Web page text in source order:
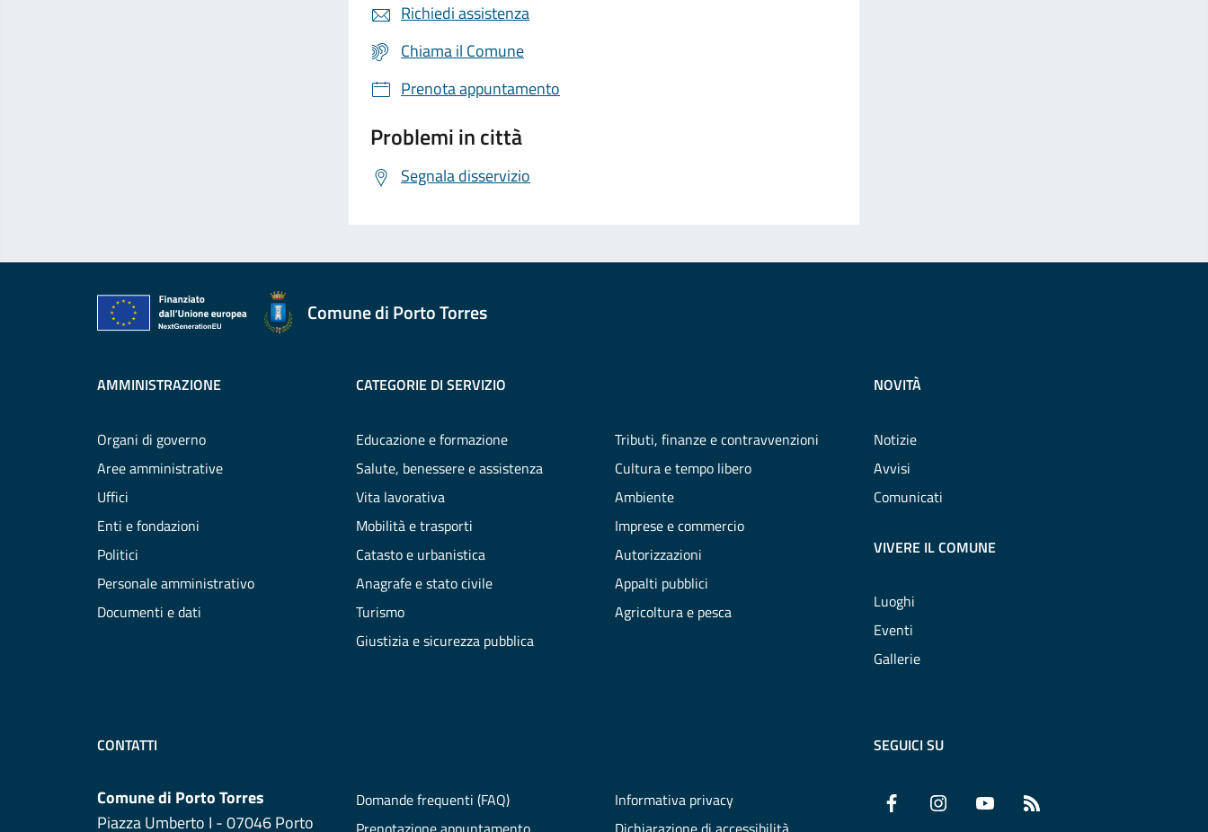
Richiedi assistenza
Chiama il Comune
Prenota appuntamento
Problemi in città
Segnala disservizio
Comune di Porto Torres
AMMINISTRAZIONE
Organi di governo
Aree amministrative
Uffici
Enti e fondazioni
Politici
Personale amministrativo
Documenti e dati
CATEGORIE DI SERVIZIO
Educazione e formazione
Salute, benessere e assistenza
Vita lavorativa
Mobilità e trasporti
Catasto e urbanistica
Anagrafe e stato civile
Turismo
Giustizia e sicurezza pubblica
Tributi, finanze e contravvenzioni
Cultura e tempo libero
Ambiente
Imprese e commercio
Autorizzazioni
Appalti pubblici
Agricoltura e pesca
NOVITÀ
Notizie
Avvisi
Comunicati
VIVERE IL COMUNE
Luoghi
Eventi
Gallerie
CONTATTI
Comune di Porto Torres
Piazza Umberto I - 07046 Porto
Domande frequenti (FAQ)
Informativa privacy
SEGUICI SU
Facebook InstagramYouTube